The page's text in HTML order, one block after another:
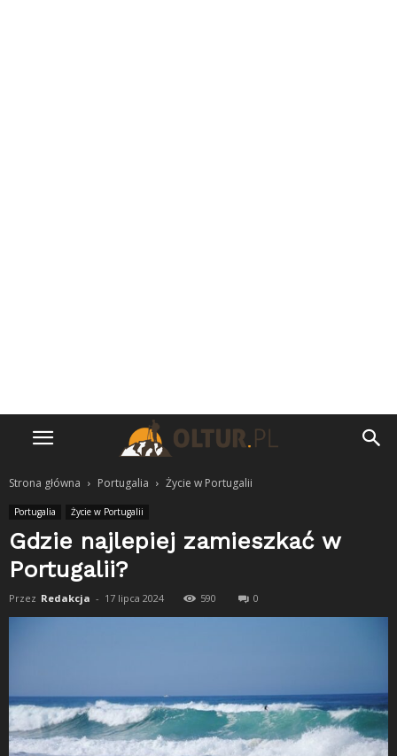
Strona główna Portugalia Życie w Portugalii
Portugalia Życie w Portugalii
Gdzie najlepiej zamieszkać w
Portugalii?
Przez Redakcja - 17 lipca 2024 590 0